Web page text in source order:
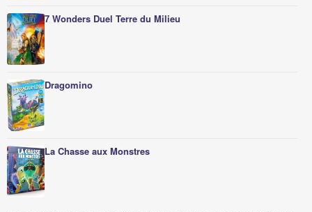
7 Wonders Duel Terre du Milieu
Dragomino
La Chasse aux Monstres